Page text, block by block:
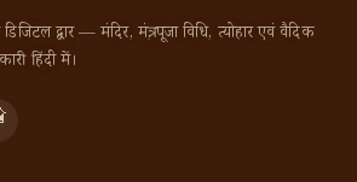
द्वार — मंदिर, मंत्र, पूजा विधि, त्योहार एवं वैदिक
हिंदी में।